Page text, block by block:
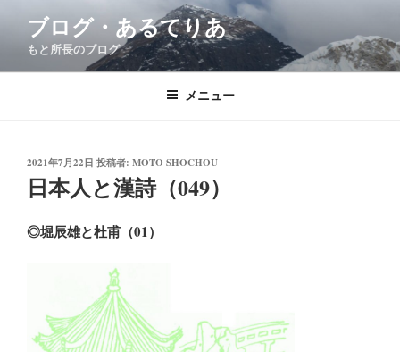
ン
ブログ・あるてりあ
もと所長のブログ
メニュー
投
稿
日:
2021年7月22日 投稿者: MOTO SHOCHOU
日本人と漢詩（049）
◎堀辰雄と杜甫（01）